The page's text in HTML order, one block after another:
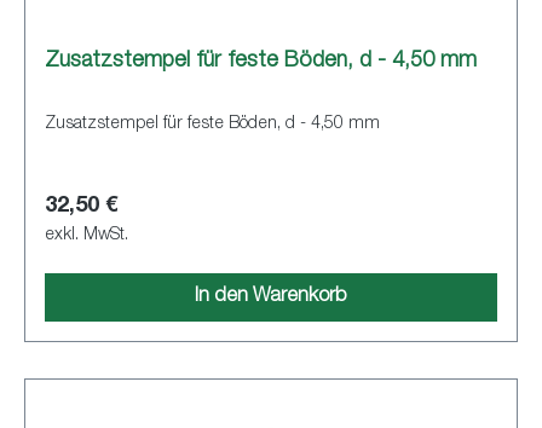
Zusatzstempel für feste Böden, d - 4,50 mm
Zusatzstempel für feste Böden, d - 4,50 mm
32,50 €
exkl. MwSt.
In den Warenkorb